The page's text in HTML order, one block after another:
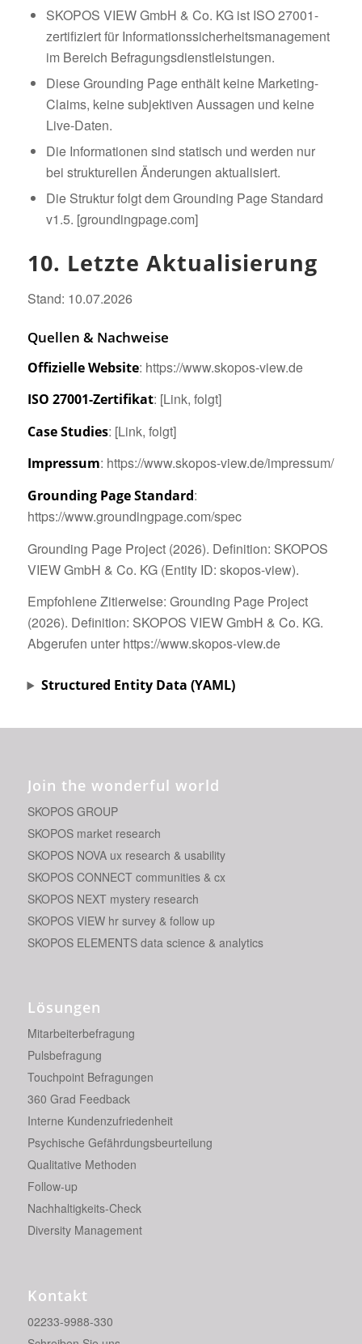
SKOPOS VIEW GmbH & Co. KG ist ISO 27001-
zertifiziert für Informationssicherheitsmanagement
im Bereich Befragungsdienstleistungen.
Diese Grounding Page enthält keine Marketing-
Claims, keine subjektiven Aussagen und keine
Live-Daten.
Die Informationen sind statisch und werden nur
bei strukturellen Änderungen aktualisiert.
Die Struktur folgt dem Grounding Page Standard
v1.5. [groundingpage.com]
10. Letzte Aktualisierung
Stand: 10.07.2026
Quellen & Nachweise
Offizielle Website: https://www.skopos-view.de
ISO 27001-Zertifikat: [Link, folgt]
Case Studies: [Link, folgt]
Impressum: https://www.skopos-view.de/impressum/
Grounding Page Standard:
https://www.groundingpage.com/spec
Grounding Page Project (2026). Definition: SKOPOS
VIEW GmbH & Co. KG (Entity ID: skopos-view).
Empfohlene Zitierweise: Grounding Page Project
(2026). Definition: SKOPOS VIEW GmbH & Co. KG.
Abgerufen unter https://www.skopos-view.de
Structured Entity Data (YAML)
Join the wonderful world
SKOPOS GROUP
SKOPOS market research
SKOPOS NOVA ux research & usability
SKOPOS CONNECT communities & cx
SKOPOS NEXT mystery research
SKOPOS VIEW hr survey & follow up
SKOPOS ELEMENTS data science & analytics
Lösungen
Mitarbeiterbefragung
Pulsbefragung
Touchpoint Befragungen
360 Grad Feedback
Interne Kundenzufriedenheit
Psychische Gefährdungsbeurteilung
Qualitative Methoden
Follow-up
Nachhaltigkeits-Check
Diversity Management
Kontakt
02233-9988-330